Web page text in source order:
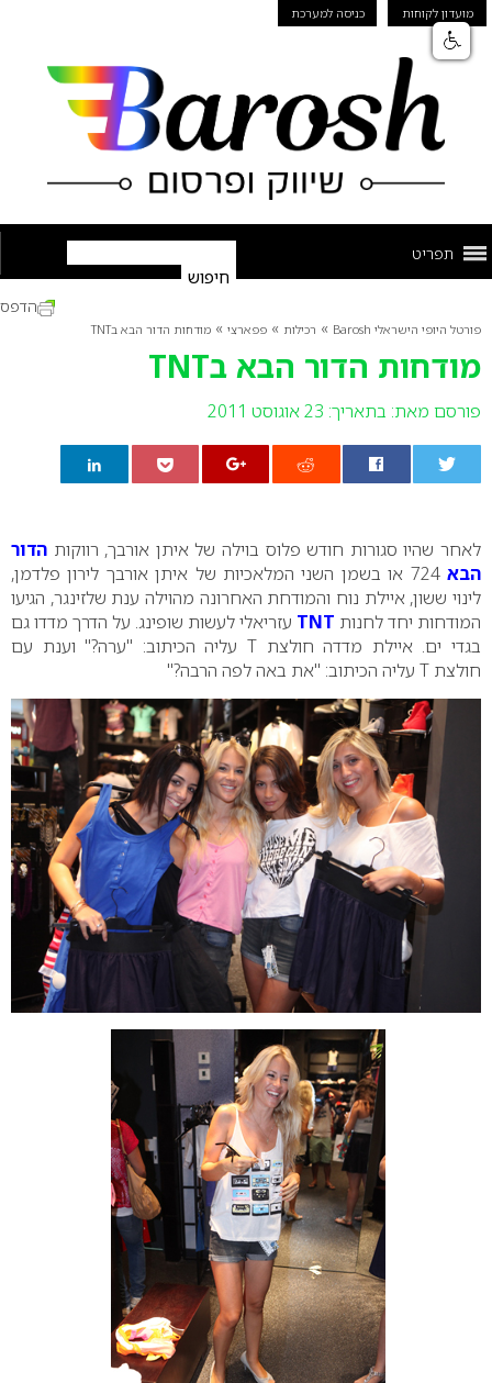
מועדון לקוחות כניסה למערכת
תפריט
פורטל היופי הישראלי Barosh » רכילות » פפארצי » מודחות הדור הבא בTNT
מודחות הדור הבא בTNT
פורסם מאת: בתאריך: 23 אוגוסט 2011
הדפס
לאחר שהיו סגורות חודש פלוס בוילה של איתן אורבך, רווקות הדור
הבא
724 או בשמן השני המלאכיות של איתן אורבך לירון פלדמן,
לינוי ששון, איילת נוח והמודחת האחרונה מהוילה ענת שלזינגר, הגיעו
המודחות יחד לחנות TNT עזריאלי לעשות שופינג. על הדרך מדדו גם
בגדי ים. איילת מדדה חולצת T עליה הכיתוב: "ערה?" וענת עם
חולצת T עליה הכיתוב: "את באה לפה הרבה?"